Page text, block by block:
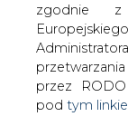
zgodnie z
przez
pod tym